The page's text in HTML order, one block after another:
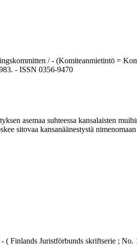
/ - (Komiteanmietintö =
- ISSN 0356-9470
asemaa suhteessa kansalaisten
sitovaa kansanäänestystä
Finlands Juristförbunds skriftserie ;